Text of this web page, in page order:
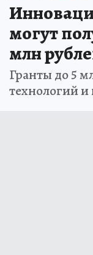
могут
млн
Гранты до 5
технологий